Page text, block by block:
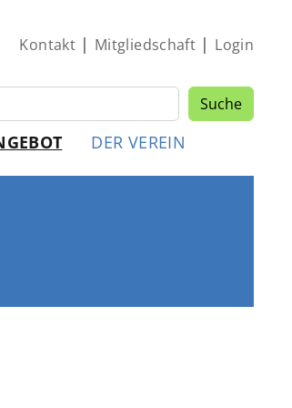
Suche
Kontakt| Mitgliedschaft | Login
DER VEREIN